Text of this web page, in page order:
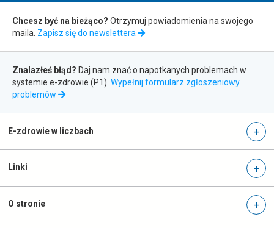
Zapis
do
newslettera
Chcesz być na bieżąco? Otrzymuj powiadomienia na swojego
maila. Zapisz się do newslettera
Zgłaszanie
błędów
Znalazłeś błąd? Daj nam znać o napotkanych problemach w
systemie e-zdrowie (P1). Wypełnij formularz zgłoszeniowy
problemów
otwiera
nowej
E-zdrowie w liczbach
Linki
O stronie